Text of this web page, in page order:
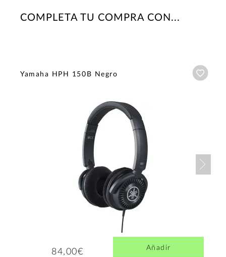
COMPLETA TU COMPRA CON...
Yamaha HPH 150B Negro
84,00€ Añadir